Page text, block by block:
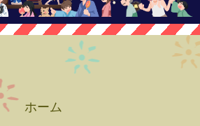
ホーム